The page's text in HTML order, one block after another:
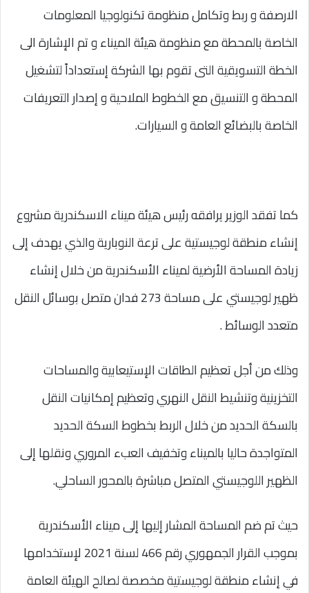
الارصفة و ربط وتكامل منظومة تكنولوجيا المعلومات
الخاصة بالمحطة مع منظومة هيئة الميناء و تم الإشارة الى
الخطة التسويقية التى تقوم بها الشركة إستعداداً لتشغيل
المحطة و التنسيق مع الخطوط الملاحية و إصدار التعريفات
الخاصة بالبضائع العامة و السيارات.
كما تفقد الوزير يرافقه رئيس هيئة ميناء الاسكندرية مشروع
إنشاء منطقة لوجيستية على ترعة النوبارية والذي يهدف إلى
زيادة المساحة الأرضية لميناء الأسكندرية من خلال إنشاء
ظهير لوجيستي على مساحة 273 فدان متصل بوسائل النقل
متعدد الوسائط .
وذلك من أجل تعظيم الطاقات الإستيعابية والمساحات
التخزينية وتنشيط النقل النهري وتعظيم إمكانيات النقل
بالسكة الحديد من خلال الربط بخطوط السكة الحديد
المتواجدة حاليا بالميناء وتخفيف العبء المروري ونقلها إلى
الظهير اللوجيستي المتصل مباشرة بالمحور الساحلي.
حيث تم ضم المساحة المشار إليها إلى ميناء الأسكندرية
بموجب القرار الجمهوري رقم 466 لسنة 2021 لإستخدامها
في إنشاء منطقة لوجيستية مخصصة لصالح الهيئة العامة